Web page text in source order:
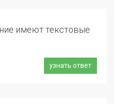
имеют текстовые
узнать ответ